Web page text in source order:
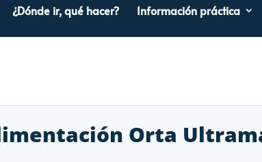
¿Dónde ir, qué hacer? Información práctica
Orta